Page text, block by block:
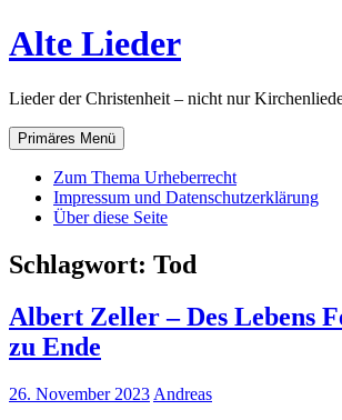
Zum
Inhalt
Alte Lieder
Lieder der Christenheit – nicht nur
Primäres Menü
Zum Thema Urheberrecht
Impressum und Datenschutzerklärung
Über diese Seite
Schlagwort: Tod
Albert Zeller – Des Lebens
zu Ende
26. November 2023 Andreas